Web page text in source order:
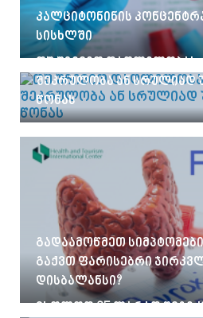
კალციტონინის
სისხლში
შეკრულობა ან სრულიად
წონას
გადაამოწმეთ
გაქვთ ფარისებრი
დისბალანსი?
მხოლოდ 35 ლარად